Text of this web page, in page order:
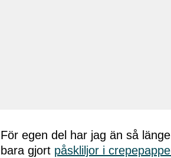
För egen del har jag än så
bara gjort påskliljor i